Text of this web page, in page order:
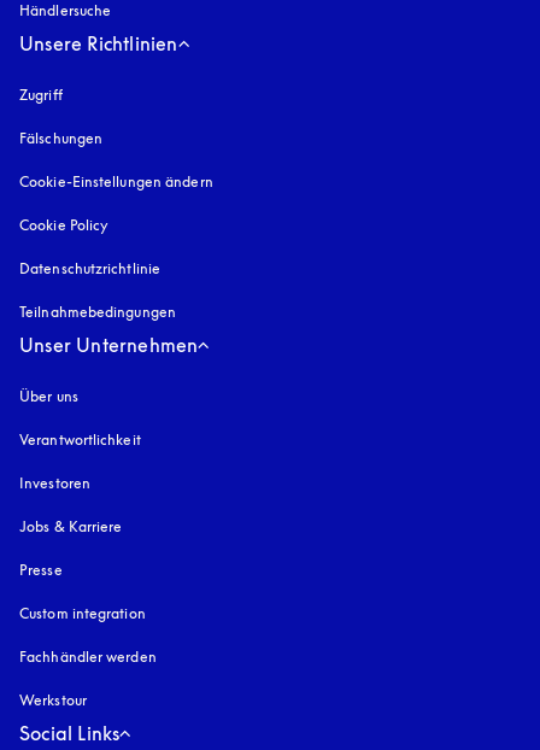
Händlersuche
Unsere Richtlinien
Zugrifföffnet sich in einem neuen Tab
Fälschungen
Cookie-Einstellungen ändern
Cookie Policy
Datenschutzrichtlinie
Teilnahmebedingungen
Unser Unternehmen
Über uns
Verantwortlichkeit
Investoren
Jobs & Karriere
Presse
Custom integration
Fachhändler werden
Werkstour
Social Links